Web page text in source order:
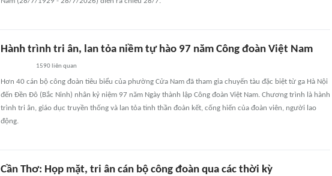
Hành trình tri ân, lan tỏa niềm tự hào 97 năm Công đoàn Việt Nam
1590 liên quan
Hơn 40 cán bộ công đoàn tiêu biểu của phường Cửa Nam đã tham gia chuyến tàu đặc biệt từ ga Hà Nội
đến Đền Đô (Bắc Ninh) nhân kỷ niệm 97 năm Ngày thành lập Công đoàn Việt Nam. Chương trình là hành
trình tri ân, giáo dục truyền thống và lan tỏa tinh thần đoàn kết, cống hiến của đoàn viên, người lao
động.
Cần Thơ: Họp mặt, tri ân cán bộ công đoàn qua các thời kỳ